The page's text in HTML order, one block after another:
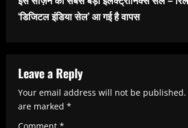
n
R
e
a
‘डिजिटल इंडिया सेल’ आ गई है वापस
Leave a Reply
Your email address will not be published.
are marked *